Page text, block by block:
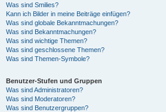
Was sind Smilies?
Kann ich Bilder in meine Beiträge einfügen?
Was sind globale Bekanntmachungen?
Was sind Bekanntmachungen?
Was sind wichtige Themen?
Was sind geschlossene Themen?
Was sind Themen-Symbole?
Benutzer-Stufen und Gruppen
Was sind Administratoren?
Was sind Moderatoren?
Was sind Benutzergruppen?